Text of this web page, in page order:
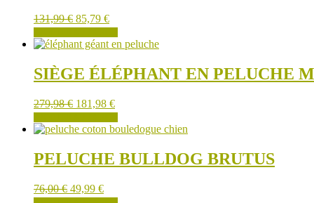
du
produit
être
sur
la
du
produit
131,99€ 85,79 €
SIÈGE ÉLÉPHANT EN PELUCHE
279,98€ 181,98 €
PELUCHE BULLDOG BRUTUS
76,00€ 49,99 €